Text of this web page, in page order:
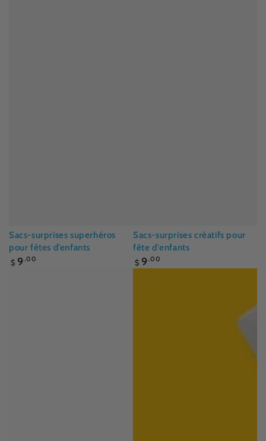
Sacs-surprises superhéros
pour fêtes d’enfants
Prix
$ 9 .00
Sacs-surprises créatifs pour
fête d'enfants
Prix
normal
$ 9 .00